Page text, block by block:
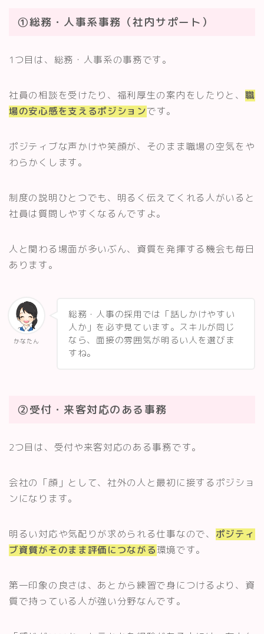
①総務・人事系事務（社内サポート）
1つ目は、総務・人事系の事務です。
社員の相談を受けたり、福利厚生の案内をしたりと、 職
場の安心感を支えるポジションです。
ポジティブな声かけや笑顔が、そのまま職場の空気をや
わらかくします。
制度の説明ひとつでも、明るく伝えてくれる人がいると
社員は質問しやすくなるんですよ。
人と関わる場面が多いぶん、資質を発揮する機会も毎日
あります。
かなたん
総務・人事の採用では「話しかけやすい
人か」を必ず見ています。スキルが同じ
なら、面接の雰囲気が明るい人を選びま
すね。
②受付・来客対応のある事務
2つ目は、受付や来客対応のある事務です。
会社の「顔」として、社外の人と最初に接するポジショ
ンになります。
明るい対応や気配りが求められる仕事なので、 ポジティ
ブ資質がそのまま評価につながる環境です。
第一印象の良さは、あとから練習で身につけるより、資
質で持っている人が強い分野なんです。